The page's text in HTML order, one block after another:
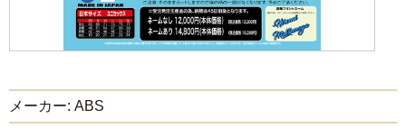
メーカー: ABS